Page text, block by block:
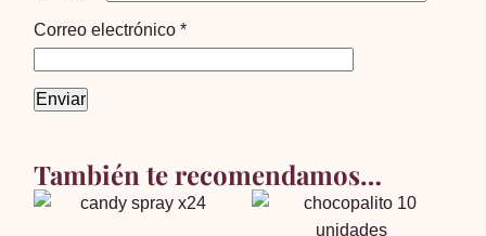
Correo electrónico*
También te recomendamos…